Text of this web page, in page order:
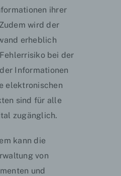
ihrer
wird der
erheblich
bei der
Informationen
elektronischen
sind für alle
zugänglich.
kann die
von
und